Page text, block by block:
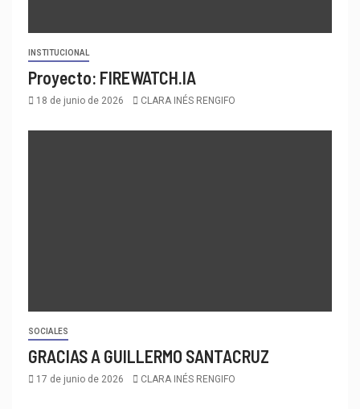
INSTITUCIONAL
Proyecto: FIREWATCH.IA
18 de junio de 2026 CLARA INÉS RENGIFO
SOCIALES
GRACIAS A GUILLERMO SANTACRUZ
17 de junio de 2026 CLARA INÉS RENGIFO